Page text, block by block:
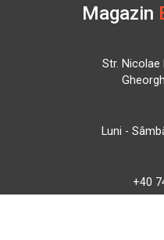
Magazin
Str. Nicolae
Luni -
+40